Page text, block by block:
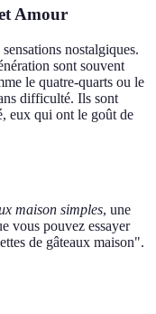
Amour
nostalgiques.
sont souvent
le quatre-quarts ou le
difficulté. Ils sont
eux qui ont le goût de
maison simples, une
vous pouvez essayer
de gâteaux maison".